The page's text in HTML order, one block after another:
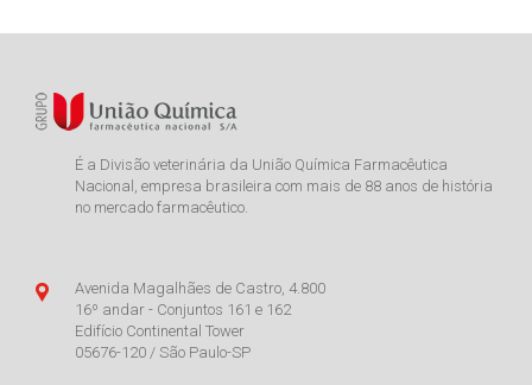
É a Divisão veterinária da União Química Farmacêutica
Nacional, empresa brasileira com mais de 88 anos de história
no mercado farmacêutico.
Avenida Magalhães de Castro, 4.800
16º andar - Conjuntos 161 e 162
Edifício Continental Tower
05676-120 / São Paulo-SP